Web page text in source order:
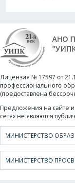
АНО
Лицензия № 17597 от
профессионального
(предоставлена
Предложения на сайте
сетях не являются
МИНИСТЕРСТВО
МИНИСТЕРСТВО